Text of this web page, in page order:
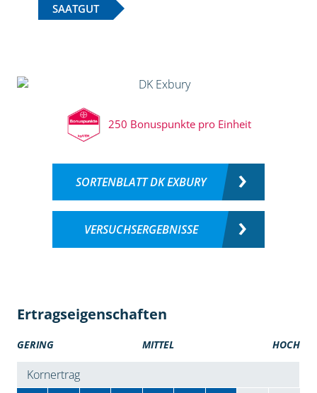
SAATGUT
250 Bonuspunkte pro Einheit
SORTENBLATT DK EXBURY
VERSUCHSERGEBNISSE
Ertragseigenschaften
GERING MITTEL HOCH
Kornertrag